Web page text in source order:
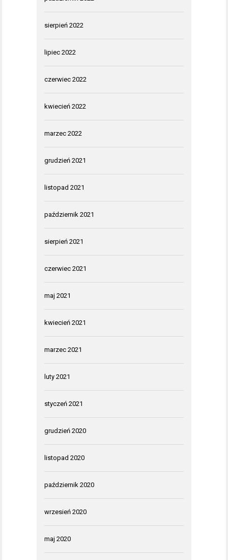
sierpień 2022
lipiec 2022
czerwiec 2022
kwiecień 2022
marzec 2022
grudzień 2021
listopad 2021
październik 2021
sierpień 2021
czerwiec 2021
maj 2021
kwiecień 2021
marzec 2021
luty 2021
styczeń 2021
grudzień 2020
listopad 2020
październik 2020
wrzesień 2020
maj 2020